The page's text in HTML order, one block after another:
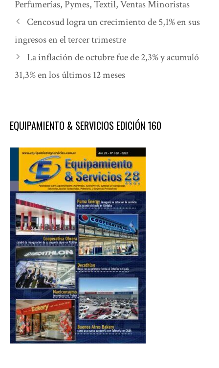
Perfumerías, Pymes,Textil,Ventas Minoristas
Cencosud logra un crecimiento de 5,1% en sus
ingresos en el tercer trimestre
La inflación de octubre fue de 2,3% y acumuló
31,3% en los últimos 12 meses
EQUIPAMIENTO & SERVICIOS EDICIÓN 160